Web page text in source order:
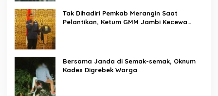
Tak Dihadiri Pemkab Merangin Saat
Pelantikan, Ketum GMM Jambi Kecewa
Bersama Janda di Semak-semak, Oknum
Kades Digrebek Warga